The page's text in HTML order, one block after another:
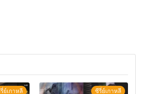
ย์เกาหลี ซีรี่ย์เกาหลี